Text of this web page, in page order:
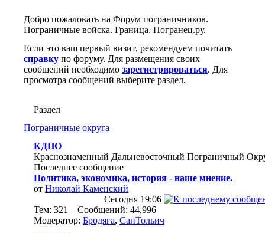
Добро пожаловать на Форум пограничников.
Пограничные войска. Граница. Погранец.ру.
Если это ваш первый визит, рекомендуем почитать
справку по форуму. Для размещения своих
сообщений необходимо зарегистрироваться. Для
просмотра сообщений выберите раздел.
Раздел
Пограничные округа
КДПО
Краснознаменный Дальневосточный Пограничный
Последнее сообщение
Политика, экономика, история - наше мнение.
от Николай Каменский
Сегодня 19:06
Тем: 321 Сообщений: 44,996
Модератор: Бродяга, СанТольич